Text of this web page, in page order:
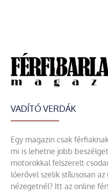
VADÍTÓ VERDÁK
Egy magazin csak
mi is lehetne jobb
motorokkal felszerelt
lóerővel szelik stílusosan
nézegetnél? Itt az online